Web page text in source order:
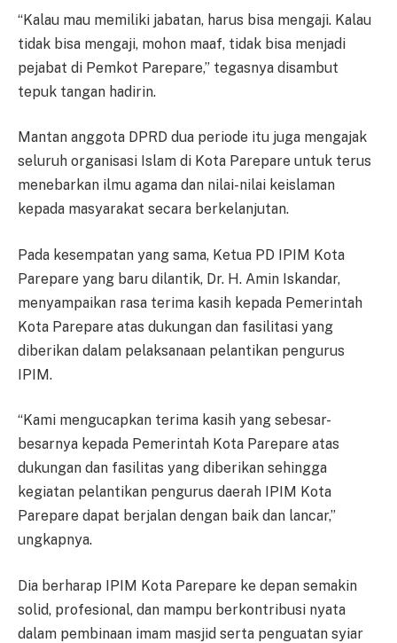
“Kalau mau memiliki jabatan, harus bisa mengaji. Kalau
tidak bisa mengaji, mohon maaf, tidak bisa menjadi
pejabat di Pemkot Parepare,” tegasnya disambut
tepuk tangan hadirin.
Mantan anggota DPRD dua periode itu juga mengajak
seluruh organisasi Islam di Kota Parepare untuk terus
menebarkan ilmu agama dan nilai-nilai keislaman
kepada masyarakat secara berkelanjutan.
Pada kesempatan yang sama, Ketua PD IPIM Kota
Parepare yang baru dilantik, Dr. H. Amin Iskandar,
menyampaikan rasa terima kasih kepada Pemerintah
Kota Parepare atas dukungan dan fasilitasi yang
diberikan dalam pelaksanaan pelantikan pengurus
IPIM.
“Kami mengucapkan terima kasih yang sebesar-
besarnya kepada Pemerintah Kota Parepare atas
dukungan dan fasilitas yang diberikan sehingga
kegiatan pelantikan pengurus daerah IPIM Kota
Parepare dapat berjalan dengan baik dan lancar,”
ungkapnya.
Dia berharap IPIM Kota Parepare ke depan semakin
solid, profesional, dan mampu berkontribusi nyata
dalam pembinaan imam masjid serta penguatan syiar